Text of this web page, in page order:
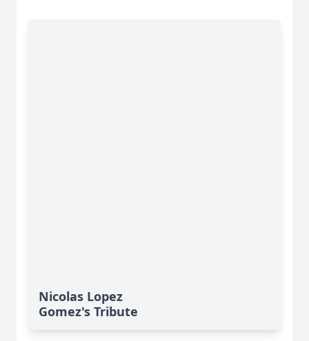
Nicolas Lopez
Gomez's Tribute